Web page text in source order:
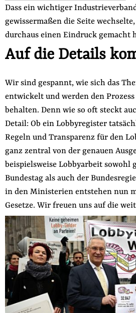
Dass ein wichtiger
gewissermaßen die Seite
durchaus einen Eindruck gemacht
Auf die Details
Wir sind gespannt, wie sich das
entwickelt und werden den Prozess
behalten. Denn wie so oft steckt
Detail: Ob ein Lobbyregister
Regeln und Transparenz für den
ganz zentral von der genauen
beispielsweise Lobbyarbeit sowohl
Bundestag als auch der
in den Ministerien entstehen nun
Gesetze. Wir freuen uns auf die